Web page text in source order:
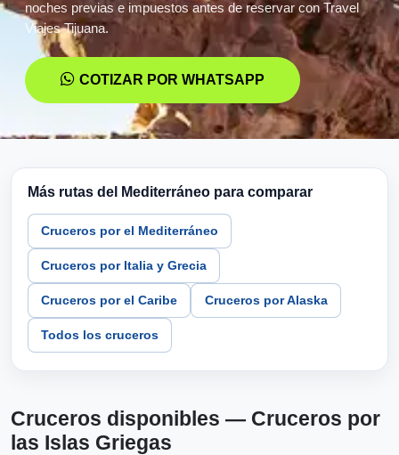
noches previas e impuestos antes de reservar con Travel
Viajes Tijuana.
COTIZAR POR WHATSAPP
Más rutas del Mediterráneo para comparar
Cruceros por el Mediterráneo
Cruceros por Italia y Grecia
Cruceros por el Caribe Cruceros por Alaska
Todos los cruceros
Cruceros disponibles — Cruceros por
las Islas Griegas